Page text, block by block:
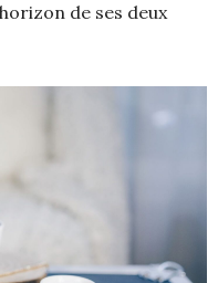
de ses deux